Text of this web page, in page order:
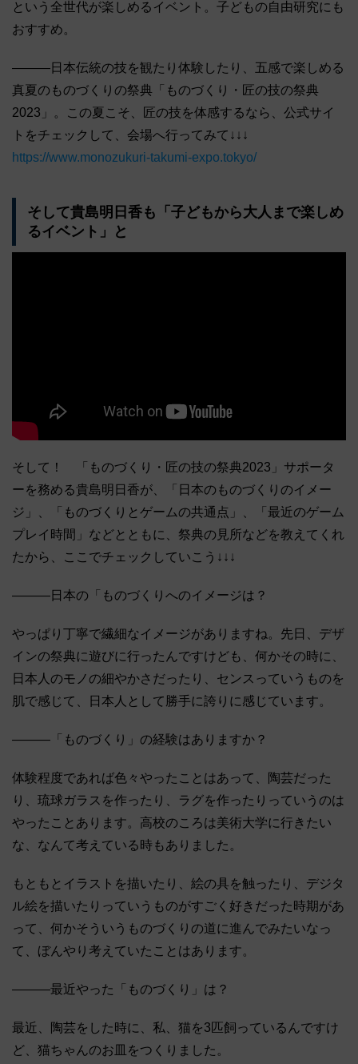
という全世代が楽しめるイベント。子どもの自由研究にも
おすすめ。
―――日本伝統の技を観たり体験したり、五感で楽しめる
真夏のものづくりの祭典「ものづくり・匠の技の祭典
2023」。この夏こそ、匠の技を体感するなら、公式サイ
トをチェックして、会場へ行ってみて↓↓↓
https://www.monozukuri-takumi-expo.tokyo/
そして貴島明日香も「子どもから大人まで楽しめ
るイベント」と
そして！ 「ものづくり・匠の技の祭典2023」サポータ
ーを務める貴島明日香が、「日本のものづくりのイメー
ジ」、「ものづくりとゲームの共通点」、「最近のゲーム
プレイ時間」などとともに、祭典の見所などを教えてくれ
たから、ここでチェックしていこう↓↓↓
―――日本の「ものづくりへのイメージは？
やっぱり丁寧で繊細なイメージがありますね。先日、デザ
インの祭典に遊びに行ったんですけども、何かその時に、
日本人のモノの細やかさだったり、センスっていうものを
肌で感じて、日本人として勝手に誇りに感じています。
―――「ものづくり」の経験はありますか？
体験程度であれば色々やったことはあって、陶芸だった
り、琉球ガラスを作ったり、ラグを作ったりっていうのは
やったことあります。高校のころは美術大学に行きたい
な、なんて考えている時もありました。
もともとイラストを描いたり、絵の具を触ったり、デジタ
ル絵を描いたりっていうものがすごく好きだった時期があ
って、何かそういうものづくりの道に進んでみたいなっ
て、ぼんやり考えていたことはあります。
―――最近やった「ものづくり」は？
最近、陶芸をした時に、私、猫を3匹飼っているんですけ
ど、猫ちゃんのお皿をつくりました。